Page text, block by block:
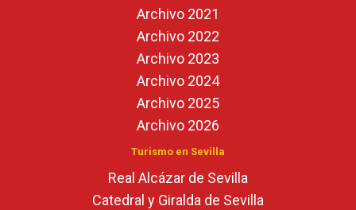
Archivo 2021
Archivo 2022
Archivo 2023
Archivo 2024
Archivo 2025
Archivo 2026
Turismo en Sevilla
Real Alcázar de Sevilla
Catedral y Giralda de Sevilla